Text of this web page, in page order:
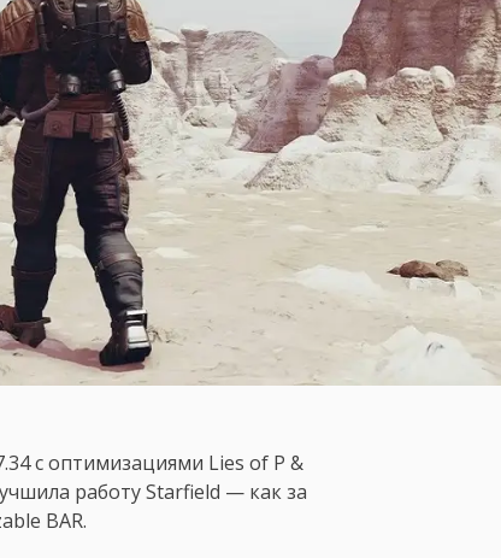
с оптимизациями Lies of P &
работу Starfield — как за
BAR.